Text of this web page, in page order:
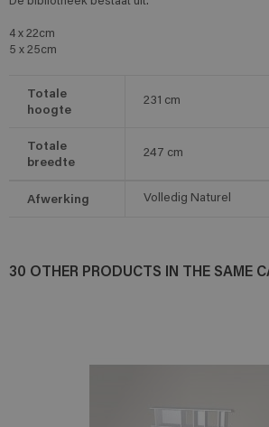
4 x 22cm
5 x 25cm
Totale
hoogte
231 cm
Totale
breedte
247 cm
Afwerking Volledig Naturel
30 OTHER PRODUCTS IN THE SAME